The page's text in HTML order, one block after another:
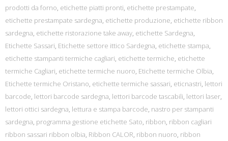
prodotti da forno, etichette piatti pronti, etichette prestampate,
etichette prestampate sardegna, etichette produzione, etichette ribbon
sardegna, etichette ristorazione take away, etichette Sardegna,
Etichette Sassari, Etichette settore ittico Sardegna, etichette stampa,
etichette stampanti termiche cagliari, etichette termiche, etichette
termiche Cagliari, etichette termiche nuoro, Etichette termiche Olbia,
Etichette termiche Oristano, etichette termiche sassari, eticnastri, lettori
barcode, lettori barcode sardegna, lettori barcode tascabili, lettori laser,
lettori ottici sardegna, lettura e stampa barcode, nastro per stampanti
sardegna, programma gestione etichette Sato, ribbon, ribbon cagliari
ribbon sassari ribbon olbia, Ribbon CALOR, ribbon nuoro, ribbon